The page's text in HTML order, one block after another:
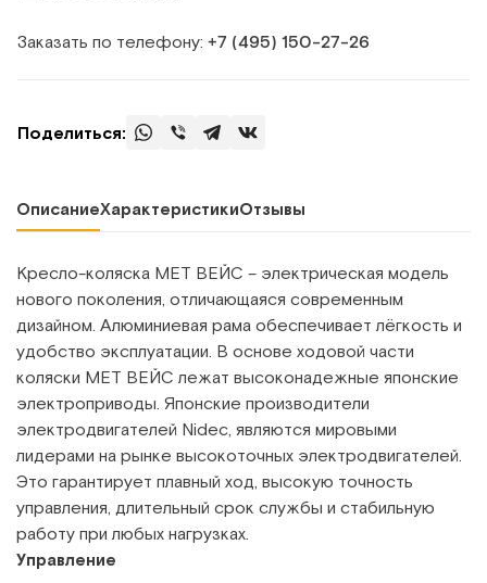
Заказать по телефону: +7 (495) 150‑27‑26
Поделиться:
ОписаниеХарактеристикиОтзывы
Кресло-коляска MET ВЕЙС – электрическая модель
нового поколения, отличающаяся современным
дизайном. Алюминиевая рама обеспечивает лёгкость и
удобство эксплуатации. В основе ходовой части
коляски MET ВЕЙС лежат высоконадежные японские
электроприводы. Японские производители
электродвигателей Nidec, являются мировыми
лидерами на рынке высокоточных электродвигателей.
Это гарантирует плавный ход, высокую точность
управления, длительный срок службы и стабильную
работу при любых нагрузках.
Управление